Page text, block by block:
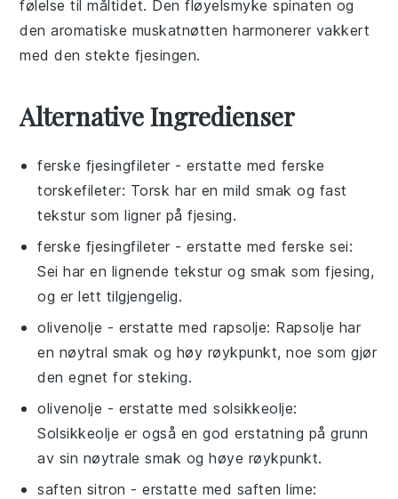
følelse til måltidet. Den fløyelsmykespinaten og
den aromatiske muskatnøtten harmonerer vakkert
med den stekte fjesingen.
Alternative Ingredienser
ferske fjesingfileter - erstatte med ferske
torskefileter: Torsk har en mild smak og fast
tekstur som ligner på fjesing.
ferske fjesingfileter - erstatte med ferske sei:
Sei har en lignende tekstur og smak som fjesing,
og er lett tilgjengelig.
olivenolje - erstatte medrapsolje: Rapsolje har
en nøytral smak og høy røykpunkt, noe som gjør
den egnet for steking.
olivenolje - erstatte medsolsikkeolje:
Solsikkeolje er også en god erstatning på grunn
av sin nøytrale smak og høye røykpunkt.
saften sitron - erstatte med saften lime: